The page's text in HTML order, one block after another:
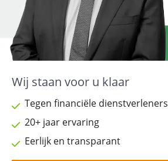
Wij staan voor u klaar
Tegen financiële dienstverleners
20+ jaar ervaring
Eerlijk en transparant